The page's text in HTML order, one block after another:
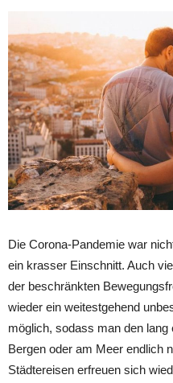
Die Corona-Pandemie war
ein krasser Einschnitt. Auch
der beschränkten
wieder ein weitestgehend
möglich, sodass man den lang
Bergen oder am Meer endlich
Städtereisen erfreuen sich